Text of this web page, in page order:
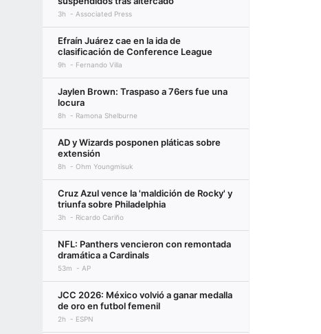
3h Associated Press
Efraín Juárez cae en la ida de
clasificación de Conference League
9h Fernando Villa
Jaylen Brown: Traspaso a 76ers fue una
locura
8h Ramona Shelburne
AD y Wizards posponen pláticas sobre
extensión
8h Ohm Youngmisuk
Cruz Azul vence la 'maldición de Rocky' y
triunfa sobre Philadelphia
3h Ricardo Cariño
NFL: Panthers vencieron con remontada
dramática a Cardinals
53m AP
JCC 2026: México volvió a ganar medalla
de oro en futbol femenil
2h ESPN